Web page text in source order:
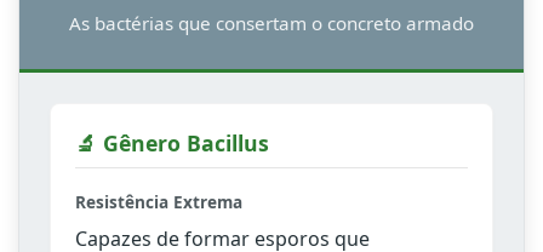
As bactérias que consertam o concreto armado
🔬 Gênero Bacillus
Resistência Extrema
Capazes de formar esporos que